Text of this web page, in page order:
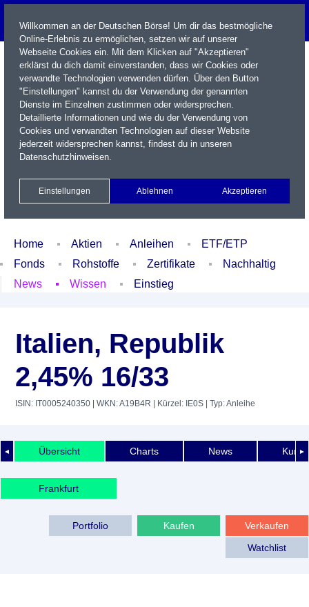
Name / WKN / ISIN / Kürzel
Xetra Realtime
Watchlist Portfolio Login
Home Aktien Anleihen
ETF/ETP
Fonds
Rohstoffe Zertifikate
Nachhaltig
News
Wissen Einstieg
Italien, Republik
2,45% 16/33
ISIN: IT0005240350 | WKN: A19B4R | Kürzel: IE0S | Typ: Anleihe
◄ ►
Übersicht Charts News
Frankfurt
Verkaufen
Kaufen
Portfolio
Watchlist
Willkommen an der Deutschen Börse! Um dir das bestmögliche
Online-Erlebnis zu ermöglichen, setzen wir auf unserer
Webseite Cookies ein. Mit dem Klicken auf "Akzeptieren"
erklärst du dich damit einverstanden, dass wir Cookies oder
verwandte Technologien verwenden dürfen. Über den Button
"Einstellungen" kannst du der Verwendung der genannten
Dienste im Einzelnen zustimmen oder widersprechen.
Detaillierte Informationen und wie du der Verwendung von
Cookies und verwandten Technologien auf dieser Website
jederzeit widersprechen kannst, findest du in unseren
Datenschutzhinweisen.
Einstellungen Ablehnen Akzeptieren